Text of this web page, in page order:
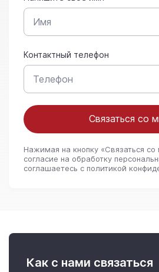
Контактный телефон
Связаться со
Нажимая на кнопку «Связаться
согласие на обработку
соглашаетесь c политикой
Как с нами связаться